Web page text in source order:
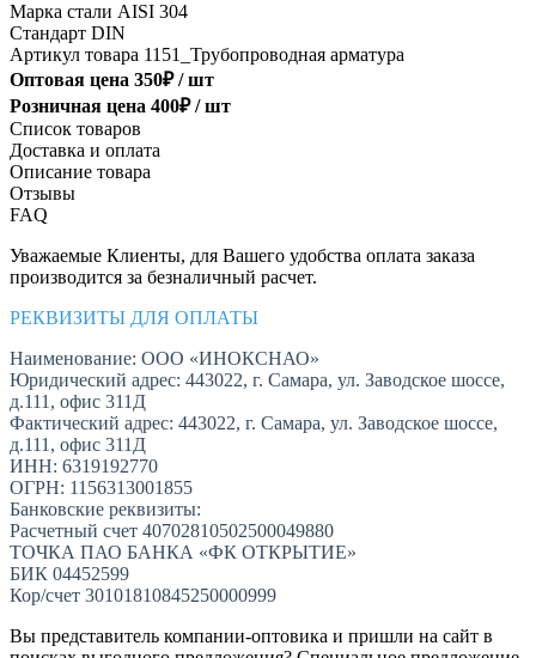
Марка стали AISI 304
Стандарт DIN
Артикул товара 1151_Трубопроводная арматура
Оптовая цена 350₽ /шт
Розничная цена 400₽ /шт
Список товаров
Доставка и оплата
Описание товара
Отзывы
FAQ
Уважаемые Клиенты, для Вашего удобства оплата заказа
производится за безналичный расчет.
РЕКВИЗИТЫ ДЛЯ ОПЛАТЫ
Наименование: ООО «ИНОКСНАО»
Юридический адрес: 443022, г. Самара, ул. Заводское шоссе,
д.111, офис 311Д
Фактический адрес: 443022, г. Самара, ул. Заводское шоссе,
д.111, офис 311Д
ИНН: 6319192770
ОГРН: 1156313001855
Банковские реквизиты:
Расчетный счет 40702810502500049880
ТОЧКА ПАО БАНКА «ФК ОТКРЫТИЕ»
БИК 04452599
Кор/счет 30101810845250000999
Вы представитель компании-оптовика и пришли на сайт в